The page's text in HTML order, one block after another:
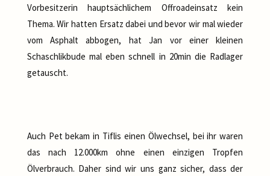
Vorbesitzerin hauptsächlichem Offroadeinsatz kein
Thema. Wir hatten Ersatz dabei und bevor wir mal wieder
vom Asphalt abbogen, hat Jan vor einer kleinen
Schaschlikbude mal eben schnell in 20min die Radlager
getauscht.
Auch Pet bekam in Tiflis einen Ölwechsel, bei ihr waren
das nach 12.000km ohne einen einzigen Tropfen
Ölverbrauch. Daher sind wir uns ganz sicher, dass der